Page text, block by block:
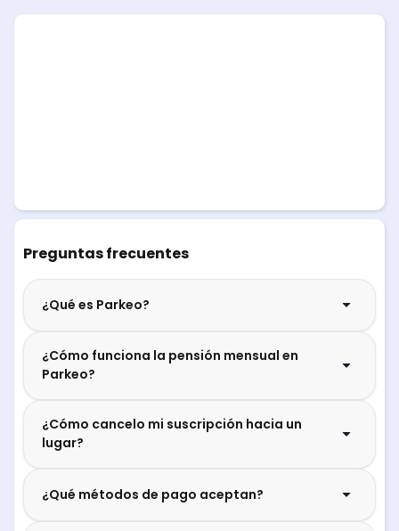
Preguntas frecuentes
¿Qué es Parkeo?
¿Cómo funciona la pensión mensual en
Parkeo?
¿Cómo cancelo mi suscripción hacia un
lugar?
¿Qué métodos de pago aceptan?